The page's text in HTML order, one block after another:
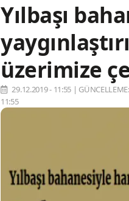
Yılbaşı
üzerimize
29.12.2019 - 11:55 |
11:55